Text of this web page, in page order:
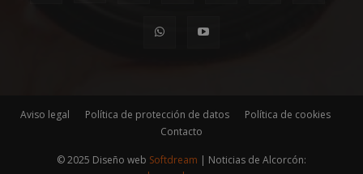
Aviso legal Política de protección de datos
Política de cookies
Contacto
© 2025 Diseño web Softdream | Noticias de Alcorcón:
Cookies de rendimiento